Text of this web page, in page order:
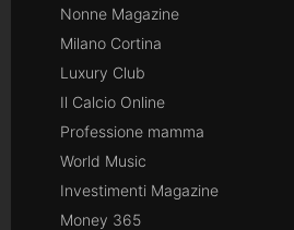
Nonne Magazine
Milano Cortina
Luxury Club
Il Calcio Online
Professione mamma
World Music
Investimenti Magazine
Money 365